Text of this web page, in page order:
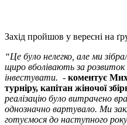
Захід пройшов у вересні на
“Це було нелегко, але ми
щиро вболівають за розвиток
інвестувати. - коментує
турніру, капітан жіночої
реалізацію було витрачено
однозначно вартувало. Ми
готуємося до наступного